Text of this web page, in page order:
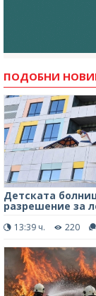
ПОДОБНИ
Детската
разрешение за
13:39 ч. 220